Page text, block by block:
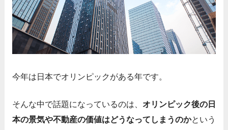
今年は日本でオリンピックがある年です。
そんな中で話題になっているのは、 オリンピック後の日
本の景気や不動産の価値はどうなってしまうのかという